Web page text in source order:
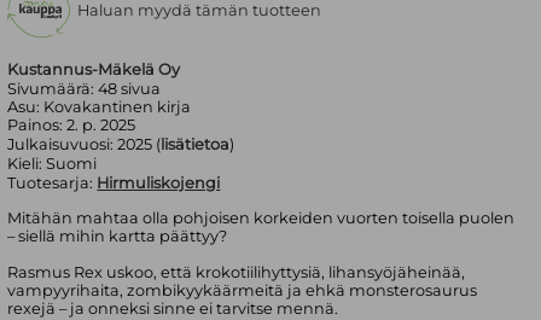
Kustannus-Mäkelä Oy
Sivumäärä:48 sivua
Asu: Kovakantinen kirja
Painos:2. p. 2025
Julkaisuvuosi:2025 ( lisätietoa)
Kieli:Suomi
Tuotesarja: Hirmuliskojengi
Mitähän mahtaa olla pohjoisen korkeiden vuorten toisella puolen
– siellä mihin kartta päättyy?
Rasmus Rex uskoo, että krokotiilihyttysiä, lihansyöjäheinää,
vampyyrihaita, zombikyykäärmeitä ja ehkä monsterosaurus
rexejä – ja onneksi sinne ei tarvitse mennä.
Haluan myydä tämän tuotteen